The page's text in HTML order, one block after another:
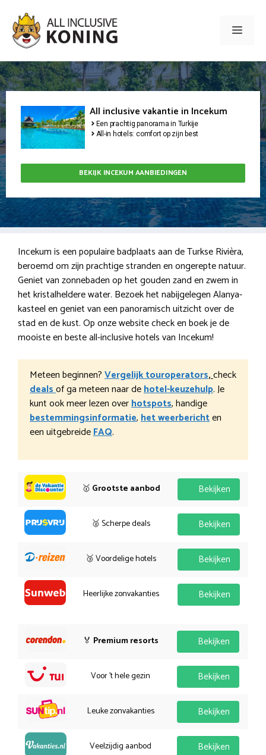
naar
inhoud
Menu
All inclusive vakantie in Incekum
Een prachtig panorama in Turkije
All-in hotels: comfort op zijn best
BEKIJK INCEKUM AANBIEDINGEN
Incekum is een populaire badplaats aan de Turkse Rivièra,
beroemd om zijn prachtige stranden en ongerepte natuur.
Geniet van zonnebaden op het gouden zand en zwem in
het kristalheldere water. Bezoek het nabijgelegen Alanya-
kasteel en geniet van een panoramisch uitzicht over de
stad en de kust. Op onze website check en boek je de
mooiste en beste all-inclusive hotels van Incekum!
Meteen beginnen?Vergelijk touroperators,check
dealsof ga meteen naar dehotel-keuzehulp. Je
kunt ook meer lezen overhotspots, handige
bestemmingsinformatie,het weerberichten
een uitgebreideFAQ.
🥇 Grootste aanbod Bekijken
🥈 Scherpe deals Bekijken
🥉 Voordelige hotels Bekijken
Heerlijke zonvakanties Bekijken
🏅 Premium resorts Bekijken
Voor 't hele gezin Bekijken
Leuke zonvakanties Bekijken
Veelzijdig aanbod Bekijken